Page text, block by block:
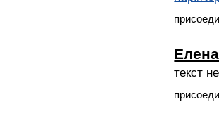
текст